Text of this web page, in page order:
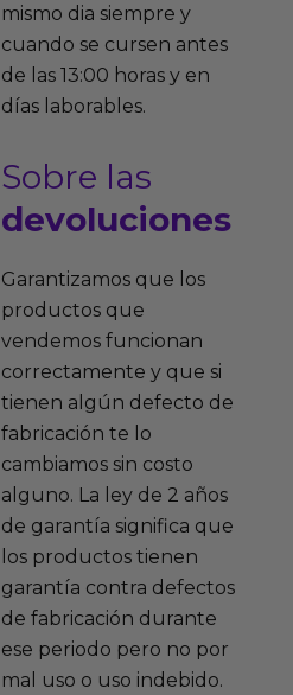
mismo dia siempre y
cuando se cursen antes
de las 13:00 horas y en
días laborables.
Sobre las
devoluciones
Garantizamos que los
productos que
vendemos funcionan
correctamente y que si
tienen algún defecto de
fabricación te lo
cambiamos sin costo
alguno. La ley de 2 años
de garantía significa que
los productos tienen
garantía contra defectos
de fabricación durante
ese periodo pero no por
mal uso o uso indebido.